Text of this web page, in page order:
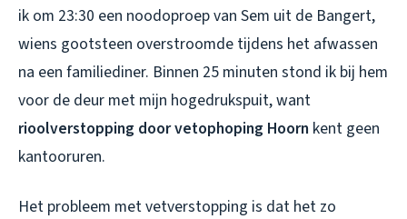
ik om 23:30 een noodoproep van Sem uit de Bangert,
wiens gootsteen overstroomde tijdens het afwassen
na een familiediner. Binnen 25 minuten stond ik bij hem
voor de deur met mijn hogedrukspuit, want
rioolverstopping door vetophoping Hoorn kent geen
kantooruren.
Het probleem met vetverstopping is dat het zo